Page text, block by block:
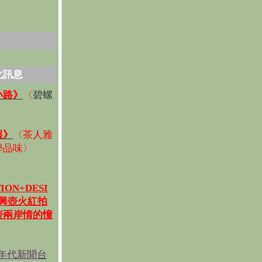
訊息
》 〈碧螺
〈茶人雅
味〉
壺火紅拍
岸情的憧
代新聞台